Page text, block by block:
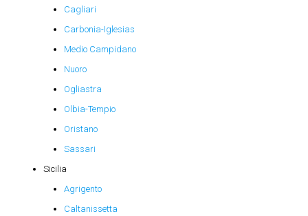
Cagliari
Carbonia-Iglesias
Medio Campidano
Nuoro
Ogliastra
Olbia-Tempio
Oristano
Sassari
Sicilia
Agrigento
Caltanissetta